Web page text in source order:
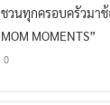
ชวนทุกครอบครัวมาช้
MOM MOMENTS”
0